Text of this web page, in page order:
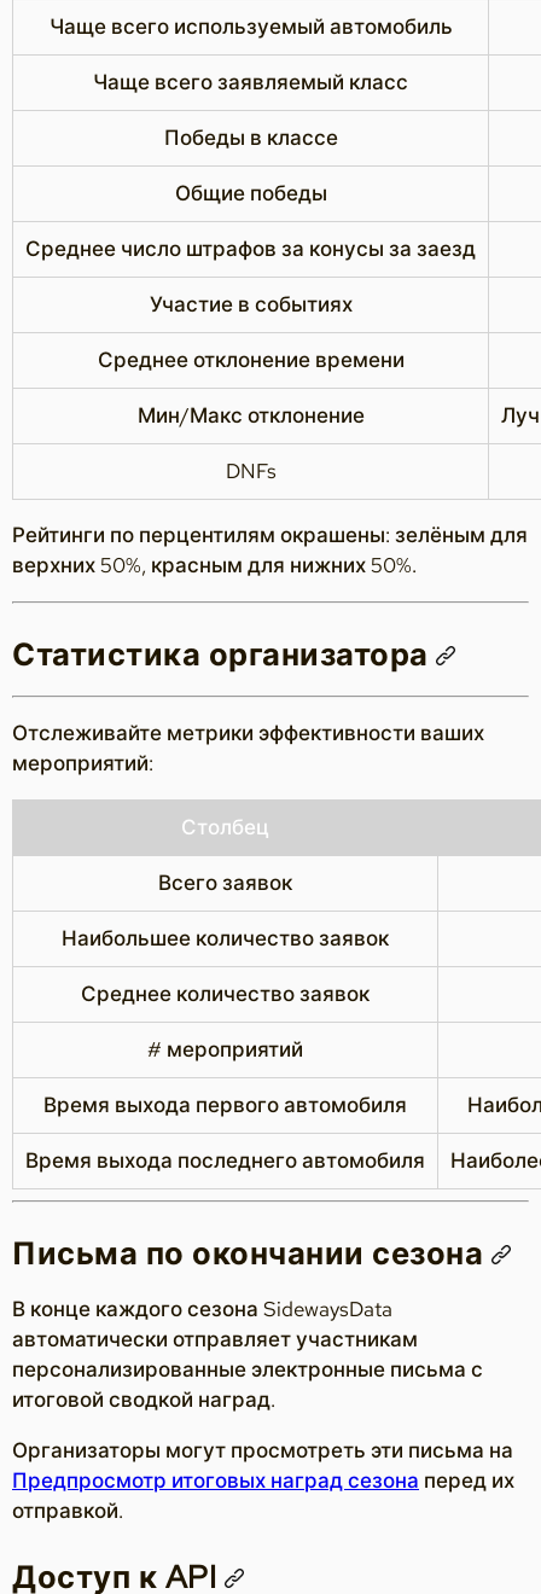
Чаще всего используемый автомобиль
Чаще всего заявляемый класс
Победы в классе
Общие победы
Среднее число штрафов за конусы за заезд
Участие в событиях
Среднее отклонение времени
Мин/Макс отклонение
DNFs
Рейтинги по перцентилям окрашены: зелёным для
верхних 50%, красным для нижних 50%.
Статистика организатора
Отслеживайте метрики эффективности ваших
мероприятий:
Столбец
Всего заявок
Наибольшее количество заявок
Среднее количество заявок
# мероприятий
Время выхода первого автомобиля
Время выхода последнего автомобиля
Письма по окончании сезона
В конце каждого сезона SidewaysData
автоматически отправляет участникам
персонализированные электронные письма с
итоговой сводкой наград.
Организаторы могут просмотреть эти письма на
Предпросмотр итоговых наград сезона перед их
отправкой.
Доступ к API